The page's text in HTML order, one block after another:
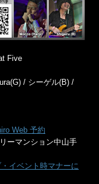
Five
/ シーゲル(B) /
Web 予約
ーマンション中山手
イベント時マナーに